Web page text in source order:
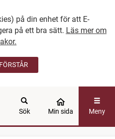
på din enhet för att E-
på ett bra sätt. Läs mer om
GÅ DIREKT TILL
Sök Min sida Meny